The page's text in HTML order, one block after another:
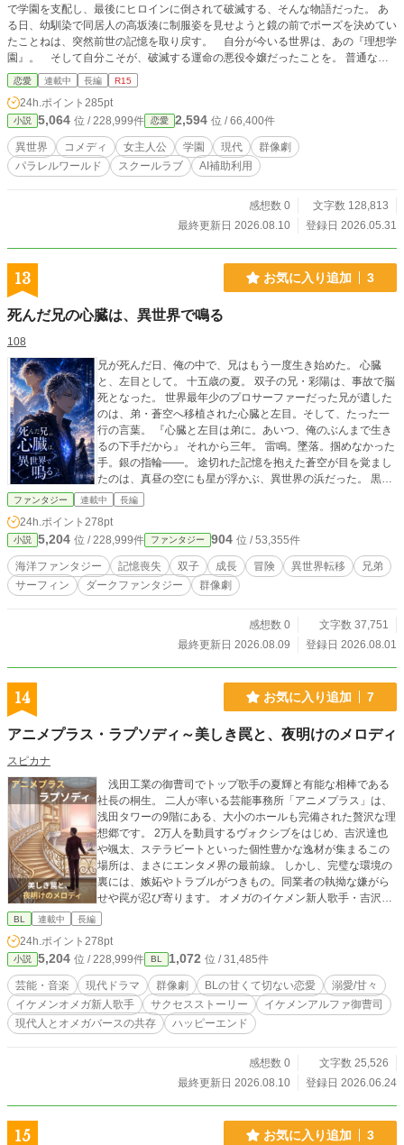
で学園を支配し、最後にヒロインに倒されて破滅する、そんな物語だった。 あ
る日、幼馴染で同居人の高坂湊に制服姿を見せようと鏡の前でポーズを決めてい
たことねは、突然前世の記憶を取り戻す。 自分が今いる世界は、あの『理想学
園』。 そして自分こそが、破滅する運命の悪役令嬢だったことを。 普通なら
絶望するところだが、ことねの反応は違った。 「うん、大丈夫！ なんとかな
るよね〜」 彼女はとても能天気だった。 何より隣には、原作では自分に虐
げられていたはずの湊が、甘くて優しい幼馴染としていてくれる。破滅ルート？
そんなもの、湊と一緒にのんびり学園生活を送っていれば関係ない。 そんな
ことねの前に現れたのが、原作ヒロイン桐原彩乃。「湊を救い出し、学園を解放
する」という使命感に燃える彼女は、原作知識を振りかざしてことねに宣戦布告
を仕掛けてくる。 だが、ことねは気づいていた。彩乃もまた、自分と同じ前世
彩乃に会っていて。 「覚えてないんだ。でも、今日からまたよろしくね、彩乃
ちゃん！」 原作の筋書きを彩乃以上に知りながら、それを気にしない悪役令
幼馴染・高坂湊と、クラス委員長・倉石瑞稀や転校生でことねの側近・櫻井美
羽。 そんなことねの「理想」は、たったひとつ。 大好きな湊と、平和で甘い
毎日を過ごすこと。 破滅フラグなんて、恋する乙女の前では無力だよ！ で
も、そんなことねには、湊にも秘密にしていることがあってーー
恋愛 連載中 長編 R15
24h.ポイント 285pt
小説 5,064 位 / 228,999件 恋愛 2,594 位 / 66,400件
異世界 コメディ 女主人公 学園 現代
群像劇
パラレルワールド
スクールラブ AI補助利用
感想数 0
文字数 128,813
最終更新日 2026.08.10
登録日 2026.05.31
13 お気に入り追加 3
死んだ兄の心臓は、異世界で鳴る
108
兄が死んだ日、俺の中で、兄はもう一度生き始めた。 心臓
と、左目として。 十五歳の夏。 双子の兄・彩陽は、事故で脳
死となった。 世界最年少のプロサーファーだった兄が遺した
のは、弟・蒼空へ移植された心臓と左目。そして、たった一
行の言葉。 『心臓と左目は弟に。あいつ、俺のぶんまで生き
るの下手だから』 それから三年。 雷鳴。墜落。掴めなかった
手。銀の指輪――。 途切れた記憶を抱えた蒼空が目を覚まし
たのは、真昼の空にも星が浮かぶ、異世界の浜だった。 黒か
らプラチナ色へ変わった髪。 深い海のような右目。 空のよう
はずの兄の心臓が、何かを告げるように鳴っていた。 そこで
蒼空は、黒髪に銀の筋を持つ少女・カイアと出会う。 初めて
会ったはずなのに、なぜか懐かしい。 理由も分からないま
ま、二度と失いたくないと思った人。 だがカイアは記憶を奪
われ、九つの錠に閉ざされた冥界へと消えてしまう。 彼女を
の先で待つのは、失われた名前を封じる「空の棺」、星を喰
らう影、四千年前に封じられた罪。 そして、蒼空に別人の名
い。 過去の神にも、選ばれた英雄にもならない。 救いたい人
から受け取った命で、少年が自分の名前と生き方を選び直す
ファンタジー 連載中 長編
24h.ポイント 278pt
小説 5,204 位 / 228,999件 ファンタジー 904 位 / 53,355件
海洋ファンタジー 記憶喪失 双子 成長 冒険 異世界転移
兄弟
サーフィン
ダークファンタジー 群像劇
感想数 0
文字数 37,751
最終更新日 2026.08.09
登録日 2026.08.01
14 お気に入り追加 7
アニメプラス・ラプソディ～美しき罠と、夜明けのメロディ
スピカナ
浅田工業の御曹司でトップ歌手の夏輝と有能な相棒である
社長の桐生。 二人が率いる芸能事務所「アニメプラス」は、
浅田タワーの9階にある、大小のホールも完備された贅沢な理
想郷です。 2万人を動員するヴォクシブをはじめ、吉沢達也
や颯太、ステラビートといった個性豊かな逸材が集まるこの
場所は、まさにエンタメ界の最前線。 しかし、完璧な環境の
裏には、嫉妬やトラブルがつきもの。同業者の執拗な嫌がら
せや罠が忍び寄ります。 オメガのイケメン新人歌手・吉沢達
也も果敢に芸能界の荒波に挑戦していきます。 華やかな成功
甘く切ない愛のドラマ。 頂点を目指す若者たちと、彼らを必
死に守る大人たちが織りなす、ちょっと切なくて魅力たっぷ
りのサクセスストーリーをお届けします。 現代の中でも自然
に溶け込むオメガバースの遺伝子を持つ人々。 甘い現代ファ
ンタジーをぜひお楽しみください！ 「※一部、性的な駆け引
きや危うい場面を暗示する描写が含まれます」 毎日2話～3話
y小説コンテストエントリー作品。 そのために、最終回が8月
31日になります。そちらは18時更新で早く読めます。 このサ
願いします。 最後までお付き合いくださると大変うれしいで
BL 連載中 長編
24h.ポイント 278pt
小説 5,204 位 / 228,999件 BL 1,072 位 / 31,485件
芸能・音楽 現代ドラマ 群像劇 BLの甘くて切ない恋愛
溺愛/甘々
イケメンオメガ新人歌手
サクセスストーリー
イケメンアルファ御曹司
現代人とオメガバースの共存
ハッピーエンド
感想数 0
文字数 25,526
最終更新日 2026.08.10
登録日 2026.06.24
15 お気に入り追加 3